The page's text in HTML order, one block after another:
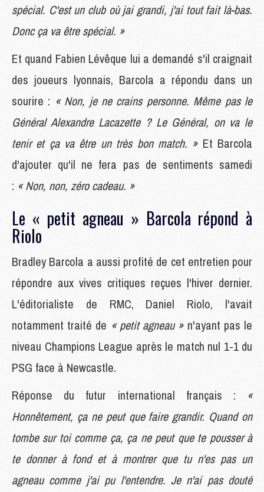
spécial. C'est un club où jai grandi, j'ai tout fait là-bas.
Donc ça va être spécial. »
Et quand Fabien Lévêque lui a demandé s'il craignait
des joueurs lyonnais, Barcola a répondu dans un
sourire : « Non, je ne crains personne. Même pas le
Général Alexandre Lacazette ? Le Général, on va le
tenir et ça va être un très bon match. »Et Barcola
d'ajouter qu'il ne fera pas de sentiments samedi
: « Non, non, zéro cadeau. »
Le « petit agneau » Barcola répond à
Riolo
Bradley Barcola a aussi profité de cet entretien pour
répondre aux vives critiques reçues l'hiver dernier.
L'éditorialiste de RMC, Daniel Riolo, l'avait
notamment traité de « petit agneau »n'ayant pas le
niveau Champions League après le match nul 1-1 du
PSG face à Newcastle.
Réponse du futur international français : «
Honnêtement, ça ne peut que faire grandir. Quand on
tombe sur toi comme ça, ça ne peut que te pousser à
te donner à fond et à montrer que tu n'es pas un
agneau comme j'ai pu l'entendre. Je n'ai pas douté